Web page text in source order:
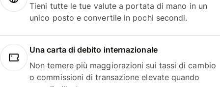
Tieni tutte le tue valute a portata di mano in un
unico posto e convertile in pochi secondi.
Una carta di debito internazionale
Non temere più maggiorazioni sui tassi di cambio
o commissioni di transazione elevate quando